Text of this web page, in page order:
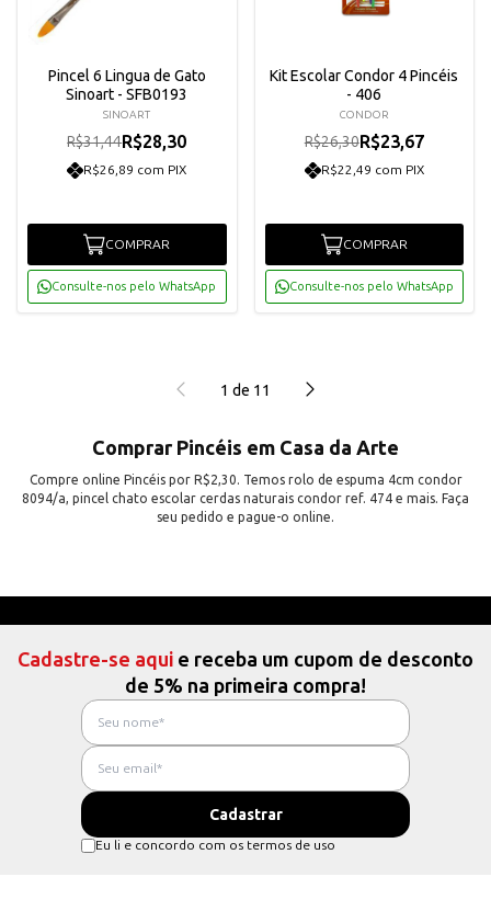
Pincel 6 Lingua de Gato
Sinoart - SFB0193
SINOART
R$31,44R$28,30
R$26,89 com PIX
COMPRAR
Consulte-nos pelo WhatsApp
Kit Escolar Condor 4 Pincéis
- 406
CONDOR
R$26,30R$23,67
R$22,49 com PIX
COMPRAR
Consulte-nos pelo WhatsApp
1 de 11
Comprar Pincéis em Casa da Arte
Compre online Pincéis por R$2,30. Temos rolo de espuma 4cm condor
8094/a, pincel chato escolar cerdas naturais condor ref. 474 e mais. Faça
seu pedido e pague-o online.
Cadastre-se aqui e receba um cupom de desconto
de 5% na primeira compra!
Eu li e concordo com os termos de uso